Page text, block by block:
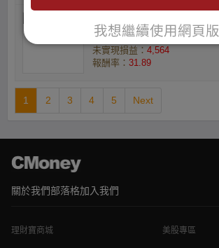
gnfsw8boz7的只買銅板
庫存數量(張) ：1
未實現損益： 4,564
報酬率： 31.89
1 2 3 4 5 Next
關於我們部落格加入我們
理財寶商城 美股專區
我想繼續使用網頁版